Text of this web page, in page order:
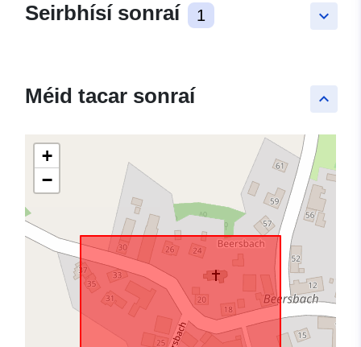
keyboard_arrow_down
Seirbhísí sonraí 1
keyboard_arrow_up
Méid tacar sonraí
+
−